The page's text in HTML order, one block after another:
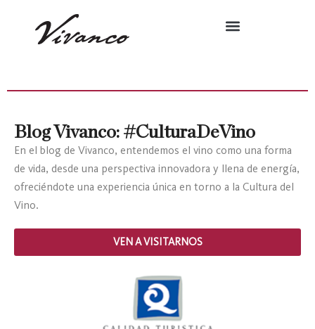
Blog Vivanco: #CulturaDeVino
En el blog de Vivanco, entendemos el vino como una forma
de vida, desde una perspectiva innovadora y llena de energía,
ofreciéndote una experiencia única en torno a la Cultura del
Vino.
VEN A VISITARNOS